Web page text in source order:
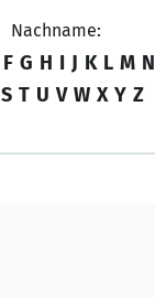
Nachname:
F G H I J K L M N
S T U V W X Y Z